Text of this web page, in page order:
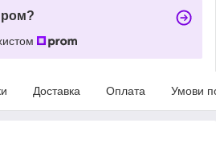
Доставка Оплата Умови